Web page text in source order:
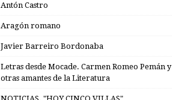
Antón Castro
Aragón romano
Javier Barreiro Bordonaba
Letras desde Mocade. Carmen Romeo Pemán y
otras amantes de la Literatura